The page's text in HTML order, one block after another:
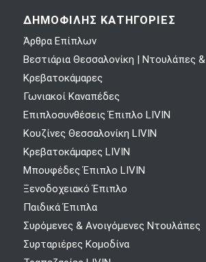
ΔΗΜΟΦΙΛΗΣ ΚΑΤΗΓΟΡΙΕΣ
Άρθρα Επίπλων
Βεστιάρια Θεσσαλονίκη | Ντουλάπες &
Κρεβατοκάμαρες
Γωνιακοί Καναπέδες
Επιπλοσυνθέσεις Έπιπλο LIVIN
Κουζίνες Θεσσαλονίκη LIVIN
Κρεβατοκάμαρες LIVIN
Μπουφέδες Έπιπλο LIVIN
Ξενοδοχειακό Έπιπλο
Παιδικά Έπιπλα
Συρόμενες & Ανοιγόμενες Ντουλάπες
Συρταριέρες Κομοδίνα